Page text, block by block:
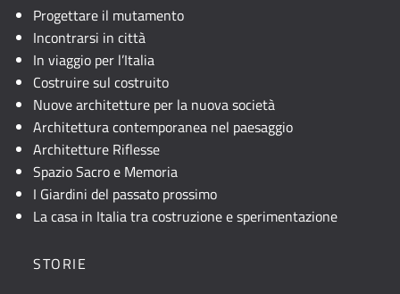
Progettare il mutamento
Incontrarsi in città
In viaggio per l’Italia
Costruire sul costruito
Nuove architetture per la nuova società
Architettura contemporanea nel paesaggio
Architetture Riflesse
Spazio Sacro e Memoria
I Giardini del passato prossimo
La casa in Italia tra costruzione e sperimentazione
STORIE